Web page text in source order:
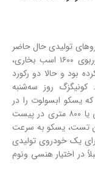
تولیدی حال حاضر
جهان است. این خودرو با پیشرانهٔ V۸ توئین توربوی ۱۶۰۰ اسب بخاری،
بود و حالا دو رکورد
روز سه‌شنبه
یسکو ابسولوت را در
حال ثبت زمان فوق‌العاده‌ای در مسافت نیم مایلی یا ۸۰۰ متری در پیست
تست، یسکو به سرعت
برای یک خودروی تولیدی
قبلاً در اختیار هنسی ونوم